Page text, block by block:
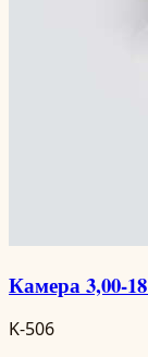
Камера 3,00-
K-506